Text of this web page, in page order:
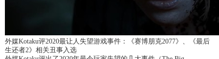
外媒Kotaku评2020最让人失望游戏事件：《赛博朋克2077》、《最后
生还者2》相关丑事入选